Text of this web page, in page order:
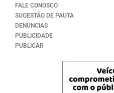
FALE CONOSCO
SUGESTÃO DE PAUTA
DENÚNCIAS
PUBLICIDADE
PUBLICAR